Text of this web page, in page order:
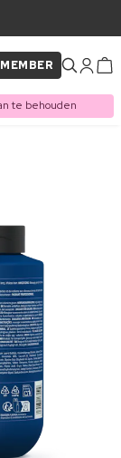
te behouden